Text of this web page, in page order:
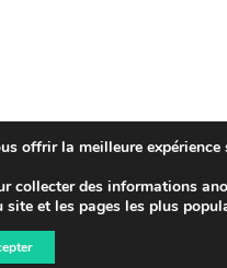
sur OKX
offrir la meilleure expérience
collecter des informations
et les pages les plus